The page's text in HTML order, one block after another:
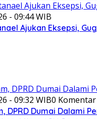
- 09:44 WIB
Ajukan Eksepsi,
- 09:32 WIB0 Komentar
Dumai Dalami